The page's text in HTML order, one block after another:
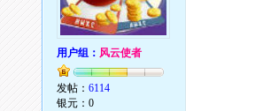
用户组： 风云使者
发帖：6114
银元：0